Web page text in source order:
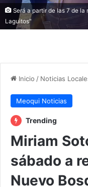
Será a partir de las 7 de
Laguitos"
Inicio / Noticias
Meoqui Noticias
Trending
Miriam
sábado a
Nuevo